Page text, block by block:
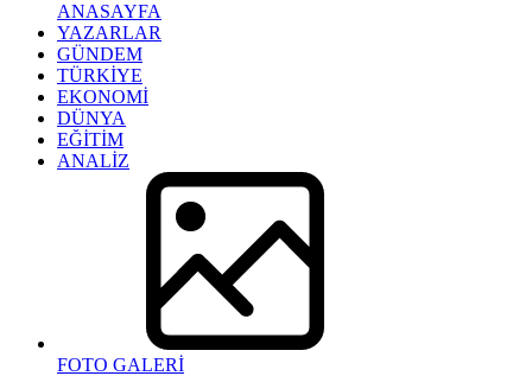
ANASAYFA
YAZARLAR
GÜNDEM
TÜRKİYE
EKONOMİ
DÜNYA
EĞİTİM
ANALİZ
FOTO GALERİ